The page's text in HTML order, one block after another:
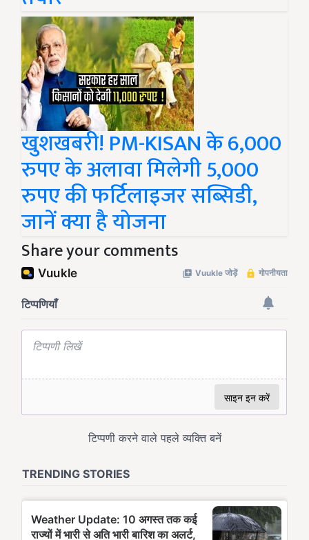
खुशखबरी! PM-KISAN के 6,000
रुपए के अलावा मिलेगी 5,000
रुपए की फर्टिलाइजर सब्सिडी,
जानें क्या है योजना
Share your comments